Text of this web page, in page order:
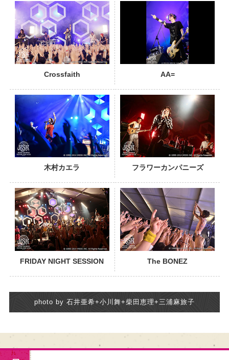
Crossfaith AA=
PHOTO
木村カエラ フラワーカンパニーズ
PHOTO
FRIDAY NIGHT SESSION The BONEZ
PHOTO
photo by 石井亜希+小川舞+柴田恵理+三浦麻旅子